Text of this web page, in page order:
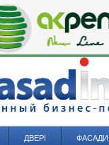
ДВЕРІ ФАСАДИ